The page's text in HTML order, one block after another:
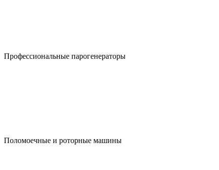
Профессиональные парогенераторы
Поломоечные и роторные машины